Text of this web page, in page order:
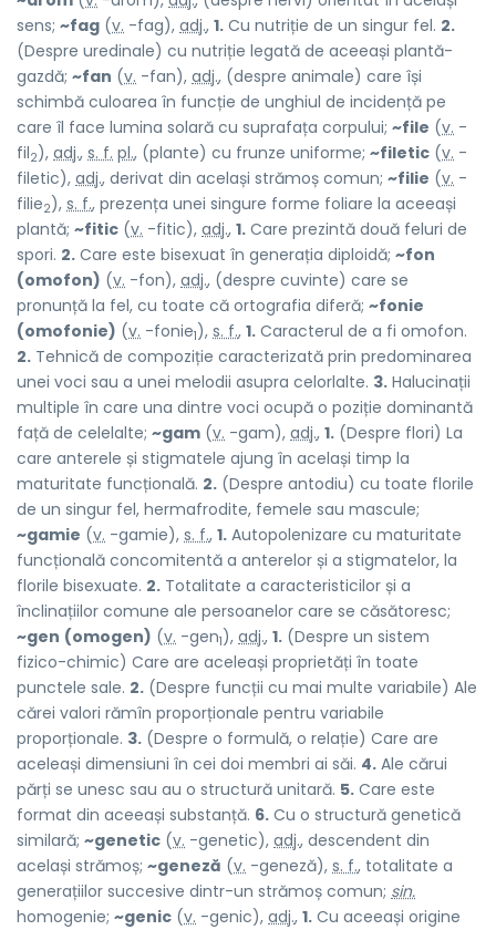
sens; ~fag (v. -fag), adj., 1. Cu nutriție de un singur fel. 2.
(Despre uredinale) cu nutriție legată de aceeași plantă-
gazdă; ~fan (v. -fan), adj., (despre animale) care își
schimbă culoarea în funcție de unghiul de incidență pe
care îl face lumina solară cu suprafața corpului; ~file (v. -
fil2), adj., s. f. pl., (plante) cu frunze uniforme; ~filetic (v. -
filetic), adj., derivat din același strămoș comun; ~filie (v. -
filie2), s. f., prezența unei singure forme foliare la aceeași
plantă; ~fitic (v. -fitic), adj., 1. Care prezintă două feluri de
spori. 2. Care este bisexuat în generația diploidă; ~fon
(omofon) (v. -fon), adj., (despre cuvinte) care se
pronunță la fel, cu toate că ortografia diferă; ~fonie
(omofonie) (v. -fonie1), s. f., 1. Caracterul de a fi omofon.
2. Tehnică de compoziție caracterizată prin predominarea
unei voci sau a unei melodii asupra celorlalte. 3. Halucinații
multiple în care una dintre voci ocupă o poziție dominantă
față de celelalte; ~gam (v. -gam), adj., 1. (Despre flori) La
care anterele și stigmatele ajung în același timp la
maturitate funcțională. 2. (Despre antodiu) cu toate florile
de un singur fel, hermafrodite, femele sau mascule;
~gamie (v. -gamie), s. f., 1. Autopolenizare cu maturitate
funcțională concomitentă a anterelor și a stigmatelor, la
florile bisexuate. 2. Totalitate a caracteristicilor și a
înclinațiilor comune ale persoanelor care se căsătoresc;
~gen (omogen) (v. -gen1), adj., 1. (Despre un sistem
fizico-chimic) Care are aceleași proprietăți în toate
punctele sale. 2. (Despre funcții cu mai multe variabile) Ale
cărei valori rămîn proporționale pentru variabile
proporționale. 3. (Despre o formulă, o relație) Care are
aceleași dimensiuni în cei doi membri ai săi. 4. Ale cărui
părți se unesc sau au o structură unitară. 5. Care este
format din aceeași substanță. 6. Cu o structură genetică
similară; ~genetic (v. -genetic), adj., descendent din
același strămoș; ~geneză (v. -geneză), s. f., totalitate a
generațiilor succesive dintr-un strămoș comun; sin.
homogenie; ~genic (v. -genic), adj., 1. Cu aceeași origine